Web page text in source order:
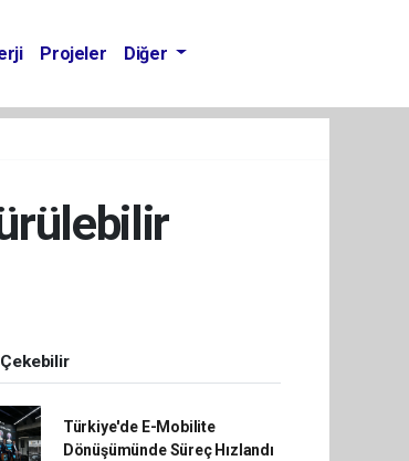
Projeler Diğer
Türkiye'de E-Mobilite
Dönüşümünde Süreç Hızlandı